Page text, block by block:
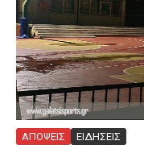
ΑΠΟΨΕΙΣ ΕΙΔΗΣΕΙΣ